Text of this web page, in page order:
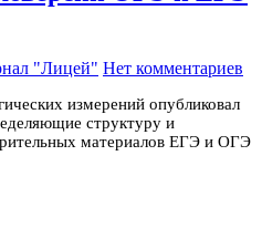
"Лицей" Нет комментариев
измерений опубликовал
структуру и
материалов ЕГЭ и ОГЭ